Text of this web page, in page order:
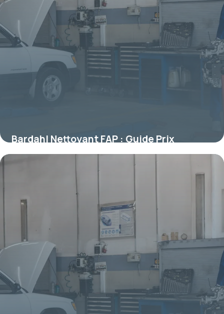
Bardahl Nettoyant FAP : Guide Prix
Efficacité